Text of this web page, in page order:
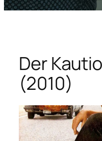
Der
(2010)